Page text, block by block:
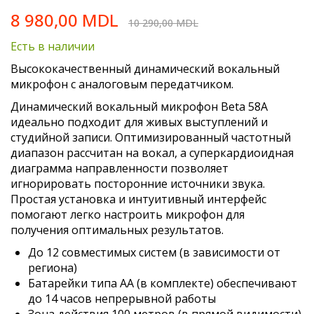
to
beginning
of
the
gallery
8 980,00 MDL 10 290,00 MDL
Есть в наличии
Высококачественный динамический вокальный
микрофон с аналоговым передатчиком.
Динамический вокальный микрофон Beta 58A
идеально подходит для живых выступлений и
студийной записи. Оптимизированный частотный
диапазон рассчитан на вокал, а суперкардиоидная
диаграмма направленности позволяет
игнорировать посторонние источники звука.
Простая установка и интуитивный интерфейс
помогают легко настроить микрофон для
получения оптимальных результатов.
До 12 совместимых систем (в зависимости от
региона)
Батарейки типа АА (в комплекте) обеспечивают
до 14 часов непрерывной работы